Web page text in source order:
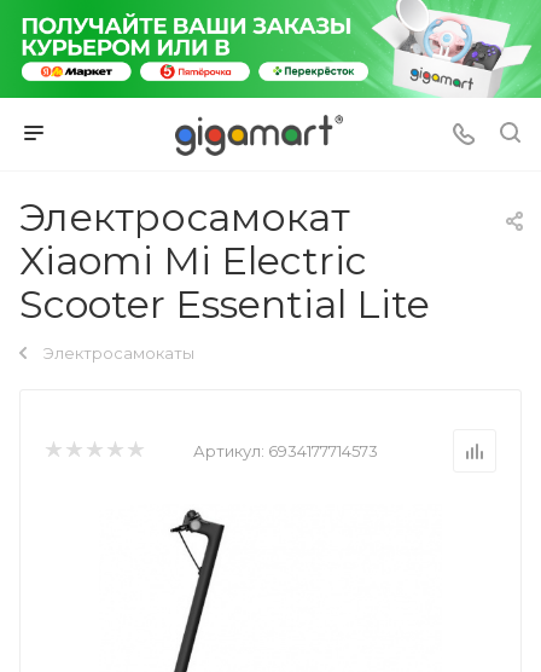
Электросамокат
Xiaomi Mi Electric
Scooter Essential Lite
Электросамокаты
Артикул: 6934177714573